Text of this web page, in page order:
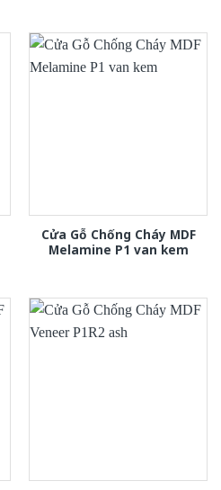
Cửa Gỗ Chống Cháy MDF
Melamine P1 van kem